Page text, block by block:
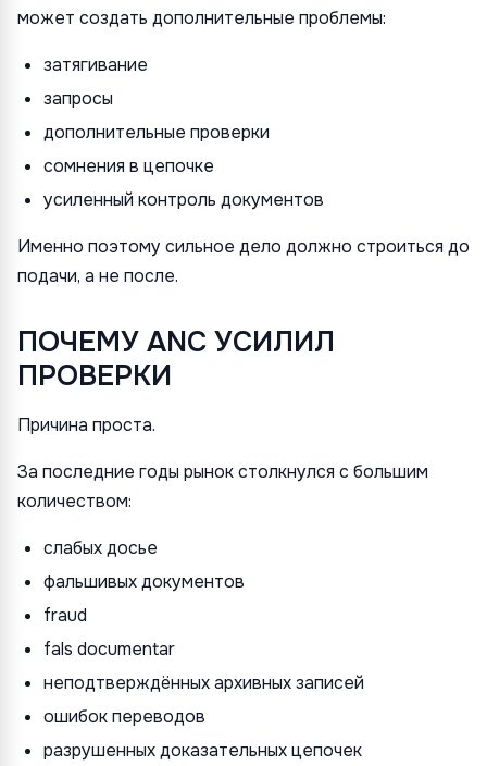
может создать дополнительные проблемы:
затягивание
запросы
дополнительные проверки
сомнения в цепочке
усиленный контроль документов
Именно поэтому сильное дело должно строиться до
подачи, а не после.
ПОЧЕМУ ANC УСИЛИЛ
ПРОВЕРКИ
Причина проста.
За последние годы рынок столкнулся с большим
количеством:
слабых досье
фальшивых документов
fraud
fals documentar
неподтверждённых архивных записей
ошибок переводов
разрушенных доказательных цепочек